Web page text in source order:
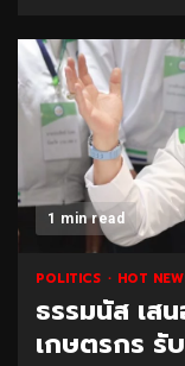
1 min read
POLITICS HOT
ธรรมนัส เส
เกษตรกร รั